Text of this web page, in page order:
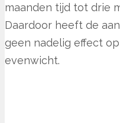
maanden tijd tot drie
Daardoor heeft de
geen nadelig effect
evenwicht.